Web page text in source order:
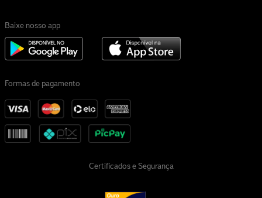
Baixe nosso app
Formas de pagamento
Certificados e Segurança